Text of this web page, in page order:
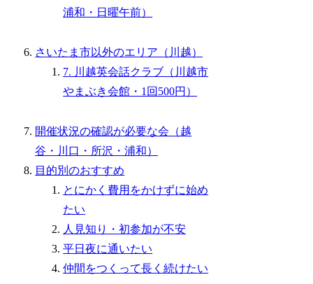
浦和・日曜午前）
さいたま市以外のエリア（川越）
7. 川越英会話クラブ（川越市
やまぶき会館・1回500円）
開催状況の確認が必要な会（越
谷・川口・所沢・浦和）
目的別のおすすめ
とにかく費用をかけずに始め
たい
人見知り・初参加が不安
平日夜に通いたい
仲間をつくって長く続けたい